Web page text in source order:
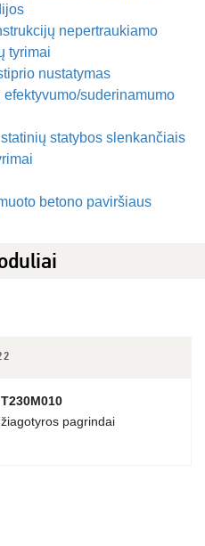
nepertraukiamo
tyrimai
nustatymas
suderinamumo
statybos slenkančiais
betono paviršiaus
T230M010
pagrindai